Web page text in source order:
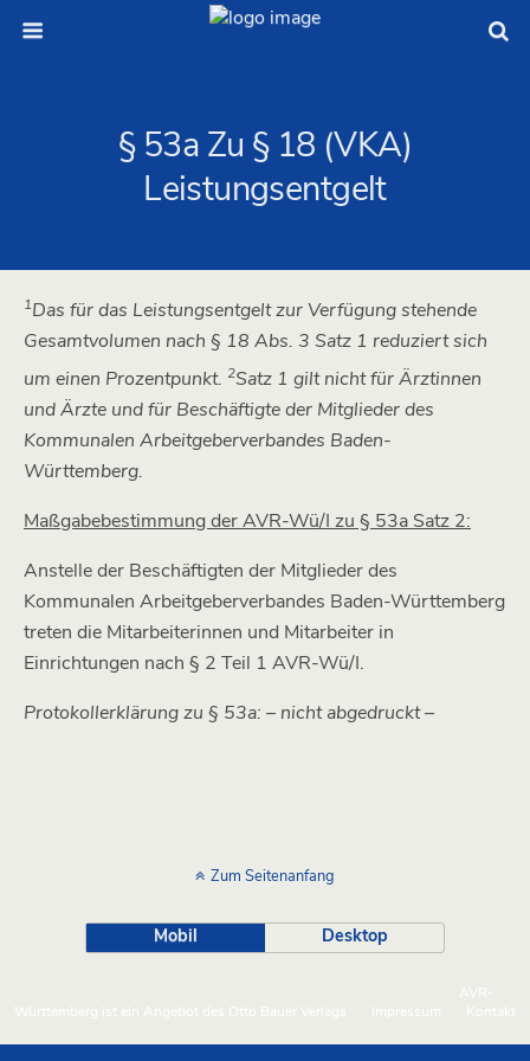
§ 53a Zu § 18 (VKA)
Leistungsentgelt
1Das für das Leistungsentgelt zur Verfügung stehende
Gesamtvolumen nach § 18 Abs. 3 Satz 1 reduziert sich
um einen Prozentpunkt. 2Satz 1 gilt nicht für Ärztinnen
und Ärzte und für Beschäftigte der Mitglieder des
Kommunalen Arbeitgeberverbandes Baden-
Württemberg.
Maßgabebestimmung der AVR-Wü/I zu § 53a Satz 2:
Anstelle der Beschäftigten der Mitglieder des
Kommunalen Arbeitgeberverbandes Baden-Württemberg
treten die Mitarbeiterinnen und Mitarbeiter in
Einrichtungen nach § 2 Teil 1 AVR-Wü/I.
Protokollerklärung zu § 53a: – nicht abgedruckt –
Zum Seitenanfang
Mobil Desktop
AVR-
Württemberg ist ein Angebot des Otto Bauer Verlags
Impressum Kontakt